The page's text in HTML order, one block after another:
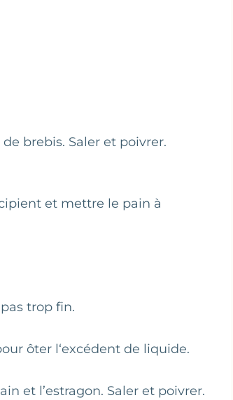
brebis. Saler et poivrer.
et mettre le pain à
trop fin.
ôter l‘excédent de liquide.
et l’estragon. Saler et poivrer.